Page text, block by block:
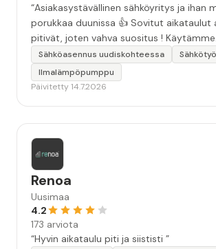
“Asiakasystävällinen sähköyritys ja ihan
porukkaa duunissa 👍 Sovitut aikataulut asenuksille
pitivät, joten vahva suositus ! Käytämme
seuraavallakin kerralla!”
Sähköasennus uudiskohteessa
Ilmalämpöpumppu
Päivitetty 14.7.2026
Renoa
Uusimaa
4.2
173 arviota
“Hyvin aikataulu piti ja siististi ”